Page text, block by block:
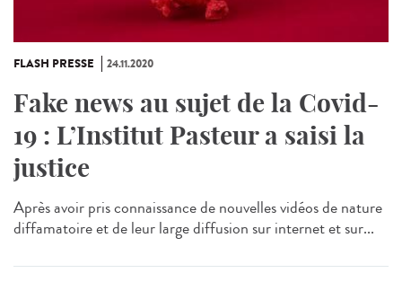
FLASH PRESSE 24.11.2020
Fake news au sujet de la Covid-
19 : L’Institut Pasteur a saisi la
justice
Après avoir pris connaissance de nouvelles vidéos de nature
diffamatoire et de leur large diffusion sur internet et sur...